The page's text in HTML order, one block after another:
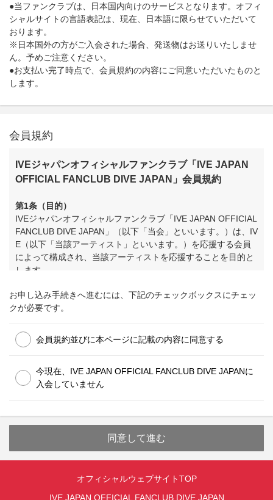
●当ファンクラブは、日本国内向けのサービスとなります。オフィ
シャルサイトの言語表記は、現在、日本語に限らせていただいて
おります。
※日本国外の方がご入会された場合、発送物はお送りいたしませ
ん。予めご注意ください。
●お支払い完了時点で、会員規約の内容にご同意いただいたものと
します。
会員規約
IVEジャパンオフィシャルファンクラブ「IVE JAPAN
OFFICIAL FANCLUB DIVE JAPAN」会員規約
第1条（目的）
IVEジャパンオフィシャルファンクラブ「IVE JAPAN OFFICIAL
FANCLUB DIVE JAPAN」（以下「当会」といいます。）は、IV
E（以下「当該アーティスト」といいます。）を応援する会員
によって構成され、当該アーティストを応援することを目的と
します。
第2条（会員規約）
会員は、入会方法の如何を問わず、ご入会いただいた時点
APAN OFFICIAL FANCLUB DIVE JAPAN」会員規約」（以
下「本規約」といいます。）に同意したものとして扱われ
本規約は、当該アーティストが所属する株式会社STARSHI
P ENTERTAINMENTから2022年4月1日付けで委託を受け
た株式会社アミューズ（以下「当社」といいます。）が提
す。）を受ける会員に適用するものです。なお、本サービ
スは民法第548条の2第1項に定める「定型取引」に該当
し、また、本規約は同項に定める「定型約款」に該当しま
す。
当会は、民法第548条の4の規定により、（1）本規約を変
お申し込み手続きへ進むには、下記のチェックボックスにチェッ
クが必要です。
会員規約並びに本ページに記載の内容に同意する
今現在、IVE JAPAN OFFICIAL FANCLUB DIVE JAPANに
入会していません
オフィシャルウェブサイトTOP
IVE JAPAN OFFICIAL FANCLUB DIVE JAPAN